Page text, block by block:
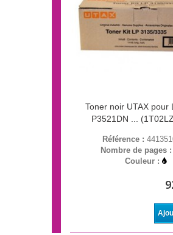
Toner noir UTAX pour
P3521DN ...
Référence :
Nombre de pages :
Couleur :